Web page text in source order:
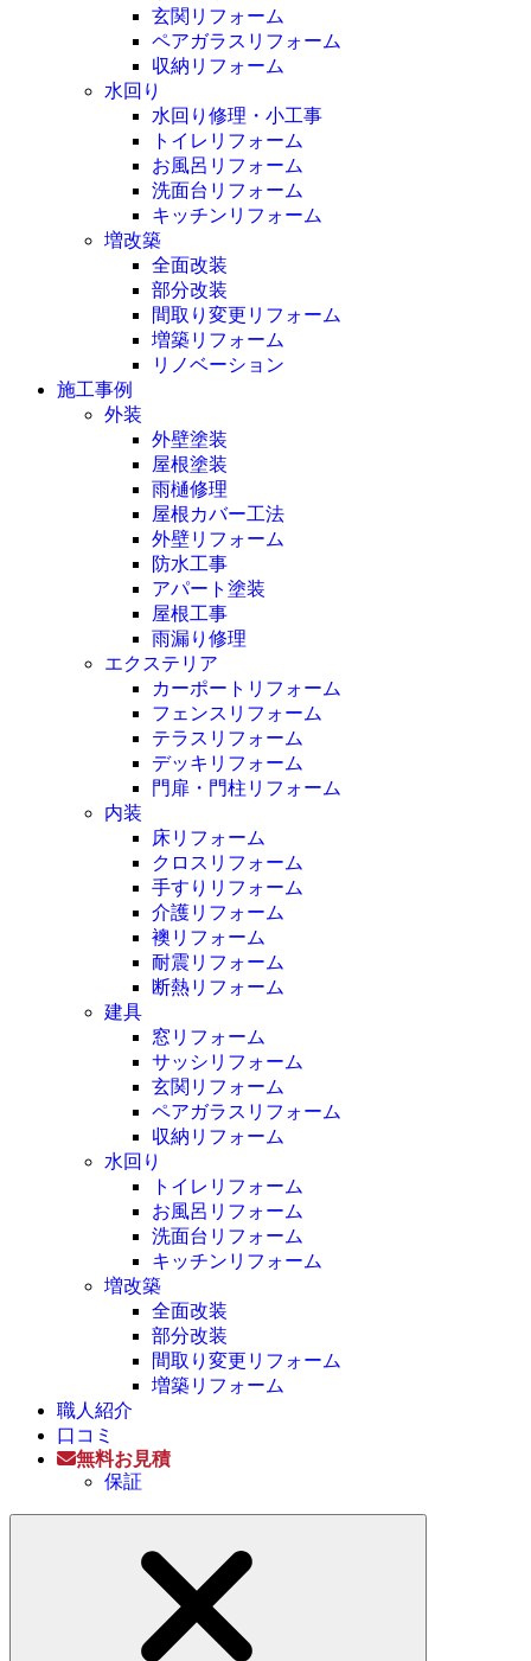
玄関リフォーム
ペアガラスリフォーム
収納リフォーム
水回り
水回り修理・小工事
トイレリフォーム
お風呂リフォーム
洗面台リフォーム
キッチンリフォーム
増改築
全面改装
部分改装
間取り変更リフォーム
増築リフォーム
リノベーション
施工事例
外装
外壁塗装
屋根塗装
雨樋修理
屋根カバー工法
外壁リフォーム
防水工事
アパート塗装
屋根工事
雨漏り修理
エクステリア
カーポートリフォーム
フェンスリフォーム
テラスリフォーム
デッキリフォーム
門扉・門柱リフォーム
内装
床リフォーム
クロスリフォーム
手すりリフォーム
介護リフォーム
襖リフォーム
耐震リフォーム
断熱リフォーム
建具
窓リフォーム
サッシリフォーム
玄関リフォーム
ペアガラスリフォーム
収納リフォーム
水回り
トイレリフォーム
お風呂リフォーム
洗面台リフォーム
キッチンリフォーム
増改築
全面改装
部分改装
間取り変更リフォーム
増築リフォーム
職人紹介
口コミ
無料お見積
保証